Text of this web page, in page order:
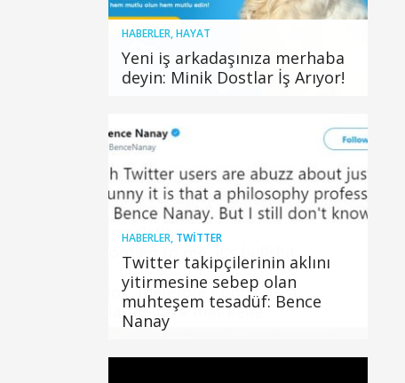
HABERLER,HAYAT
Yeni iş arkadaşınıza merhaba
deyin: Minik Dostlar İş Arıyor!
HABERLER, TWITTER
Twitter takipçilerinin aklını
yitirmesine sebep olan
muhteşem tesadüf: Bence
Nanay